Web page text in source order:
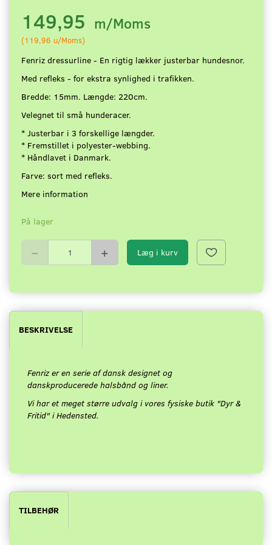
149,95 m/Moms
(119,96 u/Moms)
Fenriz dressurline - En rigtig lækker justerbar hundesnor.
Med refleks - for ekstra synlighed i trafikken.
Bredde: 15mm. Længde: 220cm.
Velegnet til små hunderacer.
* Justerbar i 3 forskellige længder.
* Fremstillet i polyester-webbing.
* Håndlavet i Danmark.
Farve: sort med refleks.
Mere information
På lager
Læg i kurv
BESKRIVELSE
Fenriz er en serie af dansk designet og
danskproducerede halsbånd og liner.
Vi har et meget større udvalg i vores fysiske butik "Dyr &
Fritid" i Hedensted.
TILBEHØR